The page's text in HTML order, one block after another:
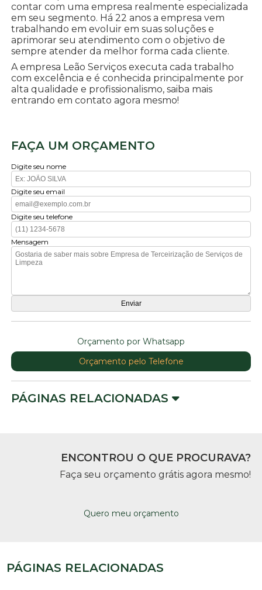
contar com uma empresa realmente especializada
em seu segmento. Há 22 anos a empresa vem
trabalhando em evoluir em suas soluções e
aprimorar seu atendimento com o objetivo de
sempre atender da melhor forma cada cliente.
A empresa Leão Serviços executa cada trabalho
com excelência e é conhecida principalmente por
alta qualidade e profissionalismo, saiba mais
entrando em contato agora mesmo!
FAÇA UM ORÇAMENTO
Digite seu nome
Digite seu email
Digite seu telefone
Mensagem
Orçamento por Whatsapp
Orçamento pelo Telefone
PÁGINAS RELACIONADAS
ENCONTROU O QUE PROCURAVA?
Faça seu orçamento grátis agora mesmo!
Quero meu orçamento
PÁGINAS RELACIONADAS